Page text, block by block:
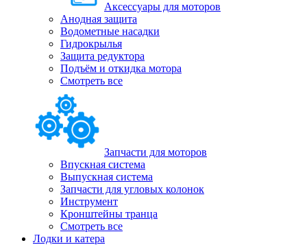
Аксессуары для моторов
Анодная защита
Водометные насадки
Гидрокрылья
Защита редуктора
Подъём и откидка мотора
Смотреть все
Запчасти для моторов
Впускная система
Выпускная система
Запчасти для угловых колонок
Инструмент
Кронштейны транца
Смотреть все
Лодки и катера